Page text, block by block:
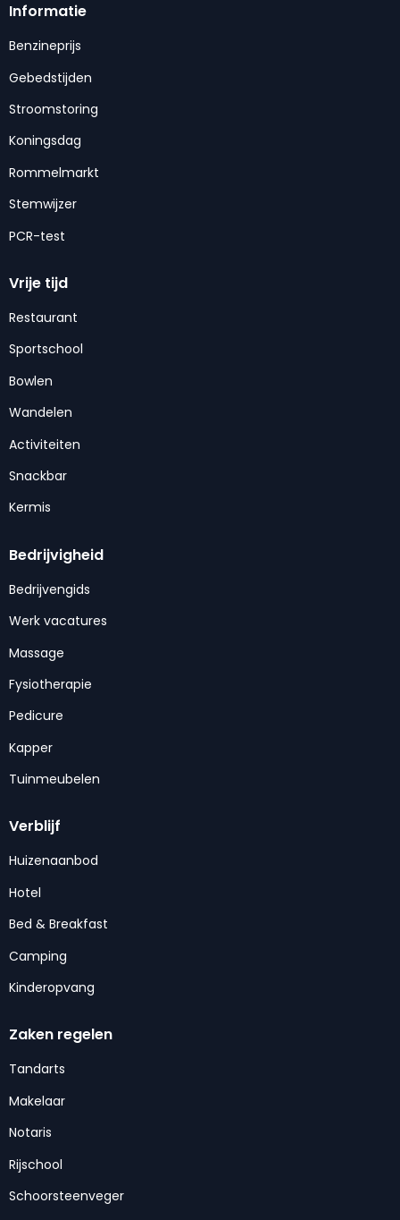
Informatie
Benzineprijs
Gebedstijden
Stroomstoring
Koningsdag
Rommelmarkt
Stemwijzer
PCR-test
Vrije tijd
Restaurant
Sportschool
Bowlen
Wandelen
Activiteiten
Snackbar
Kermis
Bedrijvigheid
Bedrijvengids
Werk vacatures
Massage
Fysiotherapie
Pedicure
Kapper
Tuinmeubelen
Verblijf
Huizenaanbod
Hotel
Bed & Breakfast
Camping
Kinderopvang
Zaken regelen
Tandarts
Makelaar
Notaris
Rijschool
Schoorsteenveger